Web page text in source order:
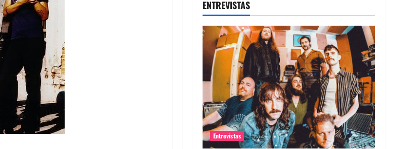
ENTREVISTAS
Entrevistas